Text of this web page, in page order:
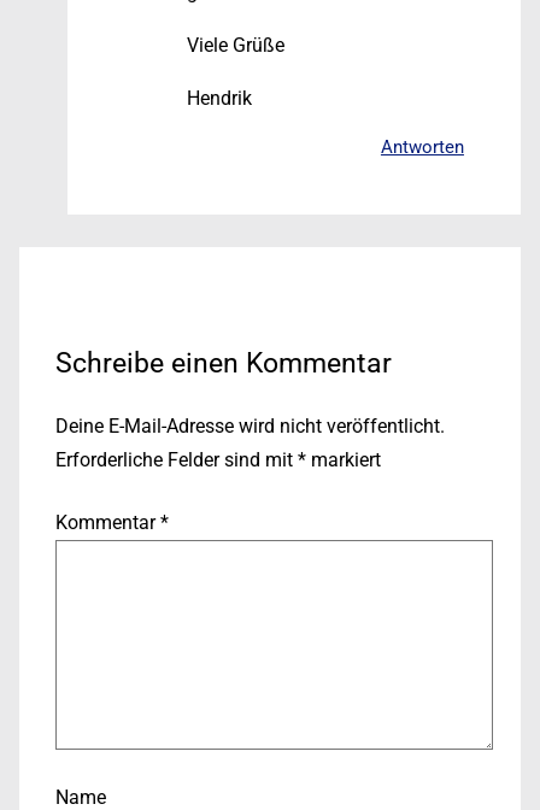
Viele Grüße
Hendrik
Antworten
Schreibe einen Kommentar
Deine E-Mail-Adresse wird nicht veröffentlicht.
Erforderliche Felder sind mit *markiert
Kommentar*
Name